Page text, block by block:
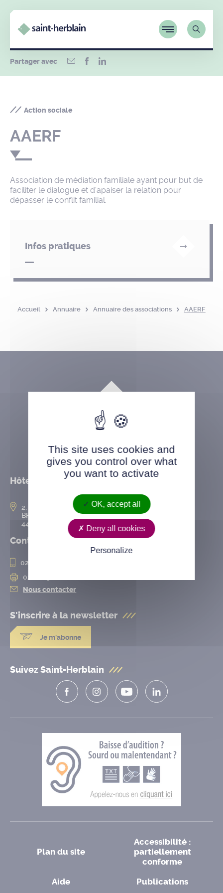
Partager avec
Action sociale
AAERF
Infos pratiques
Association de médiation familiale ayant pour but de
faciliter le dialogue et d'apaiser la relation pour
dépasser le conflit familial.
Accueil Annuaire Annuaire des associations AAERF
Hôtel de ville
2, rue de l’Hôtel-de-Ville
BP 50167
44802 Saint-Herblain cedex
Contact
02 28 25 20 00
02 28 25 20 10
Nous contacter
S'inscrire à la newsletter
Je m'abonne
Suivez Saint-Herblain
Plan du site
Accessibilité :
partiellement
conforme
Aide
Publications
This site uses cookies and
gives you control over what
you want to activate
OK, accept all
Deny all cookies
Personalize